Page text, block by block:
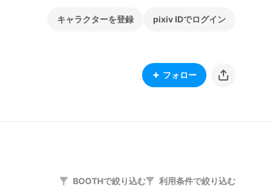
キャラクターを登録 pixiv IDでログイン
フォロー
BOOTHで絞り込む 利用条件で絞り込む